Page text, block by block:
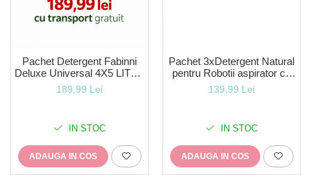
Pachet Detergent Fabinni
Deluxe Universal 4X5 LITRI-
400 SPALARI+transport
gratuit
189,99 Lei
IN STOC
ADAUGA IN COS
Pachet 3xDetergent Natural
pentru Robotii aspirator cu
mop Universal compatibil cu
orice robot cu
LavEco
139,99 Lei
IN STOC
ADAUGA IN COS